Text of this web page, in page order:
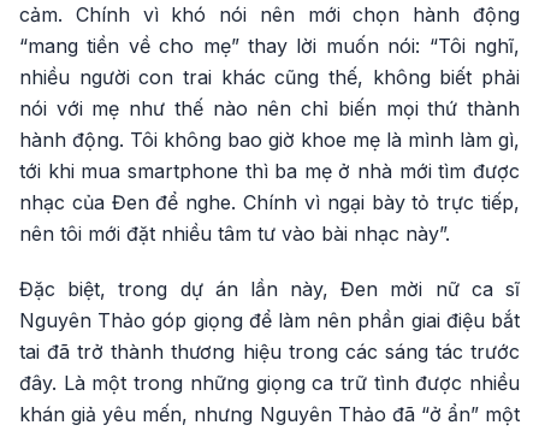
cảm. Chính vì khó nói nên mới chọn hành động
“mang tiền về cho mẹ” thay lời muốn nói: “Tôi nghĩ,
nhiều người con trai khác cũng thế, không biết phải
nói với mẹ như thế nào nên chỉ biến mọi thứ thành
hành động. Tôi không bao giờ khoe mẹ là mình làm gì,
tới khi mua smartphone thì ba mẹ ở nhà mới tìm được
nhạc của Đen để nghe. Chính vì ngại bày tỏ trực tiếp,
nên tôi mới đặt nhiều tâm tư vào bài nhạc này”.
Đặc biệt, trong dự án lần này, Đen mời nữ ca sĩ
Nguyên Thảo góp giọng để làm nên phần giai điệu bắt
tai đã trở thành thương hiệu trong các sáng tác trước
đây. Là một trong những giọng ca trữ tình được nhiều
khán giả yêu mến, nhưng Nguyên Thảo đã “ở ẩn” một